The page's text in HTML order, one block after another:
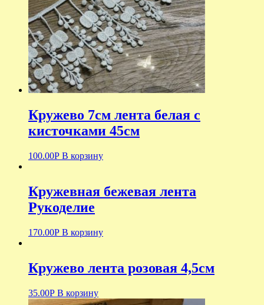
Кружево 7см лента белая с
кисточками 45см
100.00Р В корзину
Кружевная бежевая лента
Рукоделие
170.00Р В корзину
Кружево лента розовая 4,5см
35.00Р В корзину